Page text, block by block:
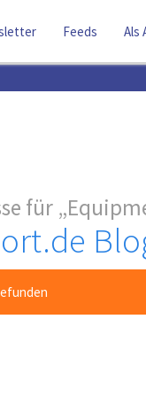
Feeds
Als
für